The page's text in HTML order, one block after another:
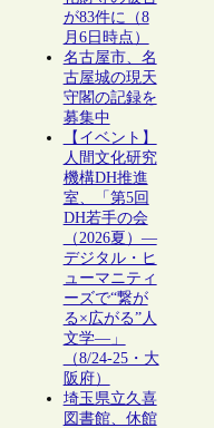
が83件に（8
月6日時点）
名古屋市、名
古屋城の現天
守閣の記録を
募集中
【イベント】
人間文化研究
機構DH推進
室、「第5回
DH若手の会
（2026夏）―
デジタル・ヒ
ューマニティ
ーズで“繋が
る×広がる”人
文学―」
（8/24-25・大
阪府）
埼玉県立久喜
図書館、休館